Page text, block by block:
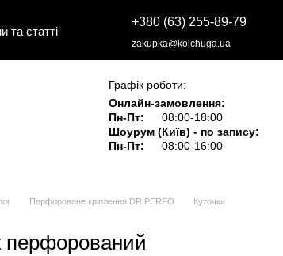
та статті
+380 (63) 255-89-79
zakupka@kolchuga.ua
Графік роботи:
Онлайн-замовлення:
Пн-Пт:
08:00-18:00
Шоурум (Київ) - по запису:
Пн-Пт:
08:00-16:00
Перфороване кріплення DR.PERFO
Куточки
перфорований